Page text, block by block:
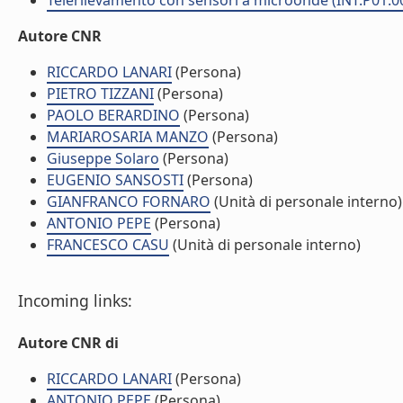
Autore CNR
RICCARDO LANARI(Persona)
PIETRO TIZZANI(Persona)
PAOLO BERARDINO (Persona)
MARIAROSARIA MANZO (Persona)
Giuseppe Solaro (Persona)
EUGENIO SANSOSTI(Persona)
GIANFRANCO FORNARO (Unità di personale interno)
ANTONIO PEPE (Persona)
FRANCESCO CASU (Unità di personale interno)
Incoming links:
Autore CNR di
RICCARDO LANARI(Persona)